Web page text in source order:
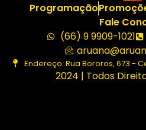
Programação
Fale
(66) 9 9909-1021
Endereço: Rua Bororos, 673 -
2024 | Todos